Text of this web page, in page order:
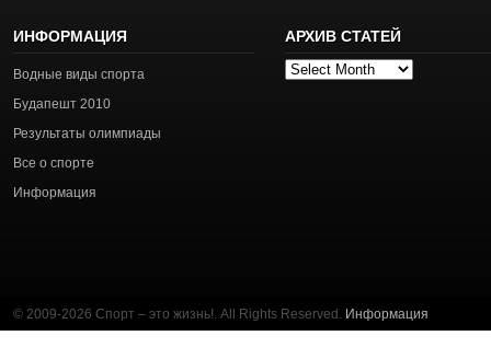
ИНФОРМАЦИЯ
Водные виды спорта
Будапешт 2010
Результаты олимпиады
Все о спорте
Информация
АРХИВ СТАТЕЙ
Архив
© 2009-2026 Спорт – это жизнь!. All Rights Reserved. Информация